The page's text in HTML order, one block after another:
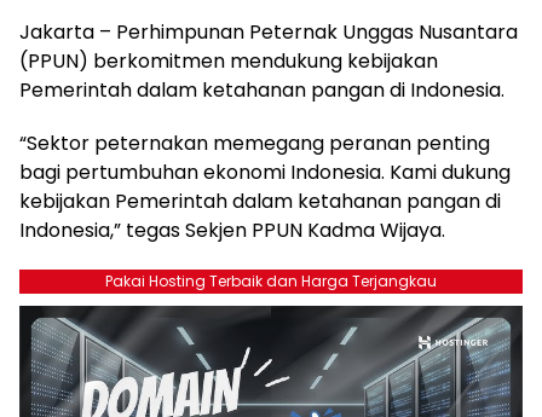
Jakarta – Perhimpunan Peternak Unggas Nusantara
(PPUN) berkomitmen mendukung kebijakan
Pemerintah dalam ketahanan pangan di Indonesia.
“Sektor peternakan memegang peranan penting
bagi pertumbuhan ekonomi Indonesia. Kami dukung
kebijakan Pemerintah dalam ketahanan pangan di
Indonesia,” tegas Sekjen PPUN Kadma Wijaya.
Pakai Hosting Terbaik dan Harga Terjangkau